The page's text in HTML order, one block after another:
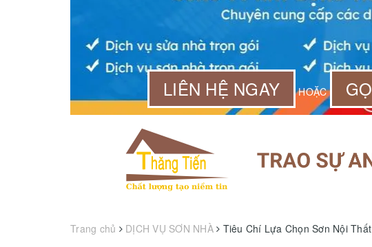
LIÊN HỆ NGAY HOẶC
Trang chủ DỊCH VỤ SƠN NHÀ Tiêu Chí Lựa Chọn Sơn Nội Thất